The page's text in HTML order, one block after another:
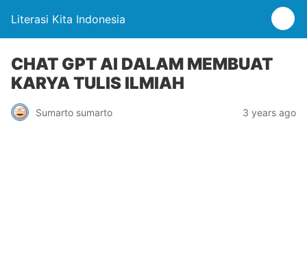
Literasi Kita Indonesia
CHAT GPT AI DALAM MEMBUAT
KARYA TULIS ILMIAH
Sumarto sumarto 3 years ago